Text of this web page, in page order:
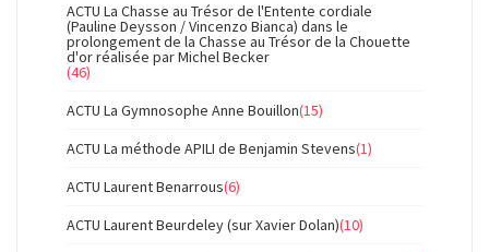
ACTU La Chasse au Trésor de l'Entente cordiale
(Pauline Deysson / Vincenzo Bianca) dans le
prolongement de la Chasse au Trésor de la Chouette
d'or réalisée par Michel Becker
(46)
ACTU La Gymnosophe Anne Bouillon(15)
ACTU La méthode APILI de Benjamin Stevens(1)
ACTU Laurent Benarrous(6)
ACTU Laurent Beurdeley (sur Xavier Dolan)(10)